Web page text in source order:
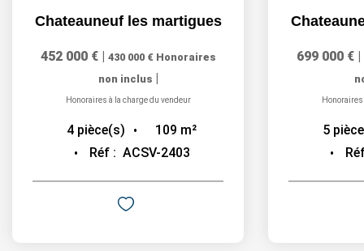
Chateauneuf les martigues
452 000 € | 430 000 € Honoraires
non inclus |
Honoraires à la charge du vendeur
4 pièce(s) 109 m²
Réf : ACSV-2403
699 000 € |
5